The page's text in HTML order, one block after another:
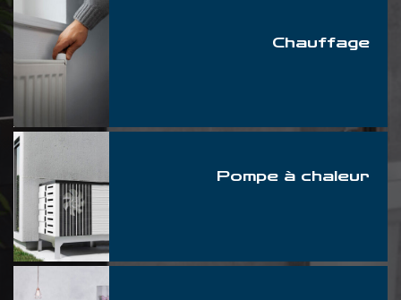
Chauffage
Pompe à chaleur